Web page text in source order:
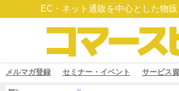
EC・ネット通販を中心とした物
メルマガ登録 セミナー・イベント サービス